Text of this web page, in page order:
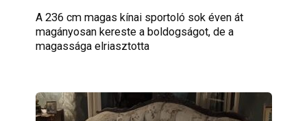
A 236 cm magas kínai sportoló sok éven át
magányosan kereste a boldogságot, de a
magassága elriasztotta